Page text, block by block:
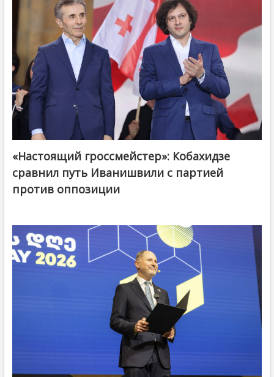
@ქართული ოცნება / Georgian Dream
«Настоящий гроссмейстер»: Кобахидзе
сравнил путь Иванишвили с партией
против оппозиции